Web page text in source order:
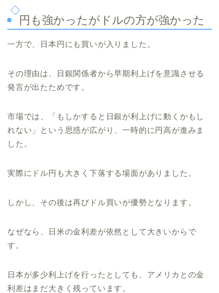
円も強かったがドルの方が強かった
一方で、日本円にも買いが入りました。
その理由は、日銀関係者から早期利上げを意識させる
発言が出たためです。
市場では、「もしかすると日銀が利上げに動くかもし
れない」という思惑が広がり、一時的に円高が進みま
した。
実際にドル円も大きく下落する場面がありました。
しかし、その後は再びドル買いが優勢となります。
なぜなら、日米の金利差が依然として大きいからで
す。
日本が多少利上げを行ったとしても、アメリカとの金
利差はまだ大きく残っています。